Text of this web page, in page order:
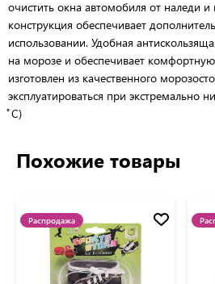
очистить окна автомобиля от наледи и
конструкция обеспечивает
использовании. Удобная
на морозе и обеспечивает
изготовлен из качественного
эксплуатироваться при экстремально
̊ С)
Похожие товары
Распродажа